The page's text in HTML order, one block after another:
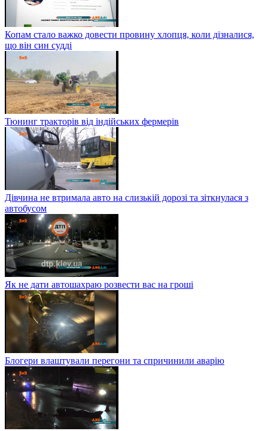
Копам стало важко довести провину хлопця, коли дізналися,
що він син судді
Тюнинг тракторів від індійських фермерів
Дівчина не втримала авто на слизькій дорозі та зіткнулася з
автобусом
Як не дати автошахраю розвести вас на гроші
Блогери влаштували перегони та спричинили аварію